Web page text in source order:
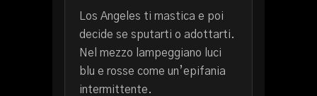
Los Angeles ti mastica e poi
decide se sputarti o adottarti.
Nel mezzo lampeggiano luci
blu e rosse come un’epifania
intermittente.